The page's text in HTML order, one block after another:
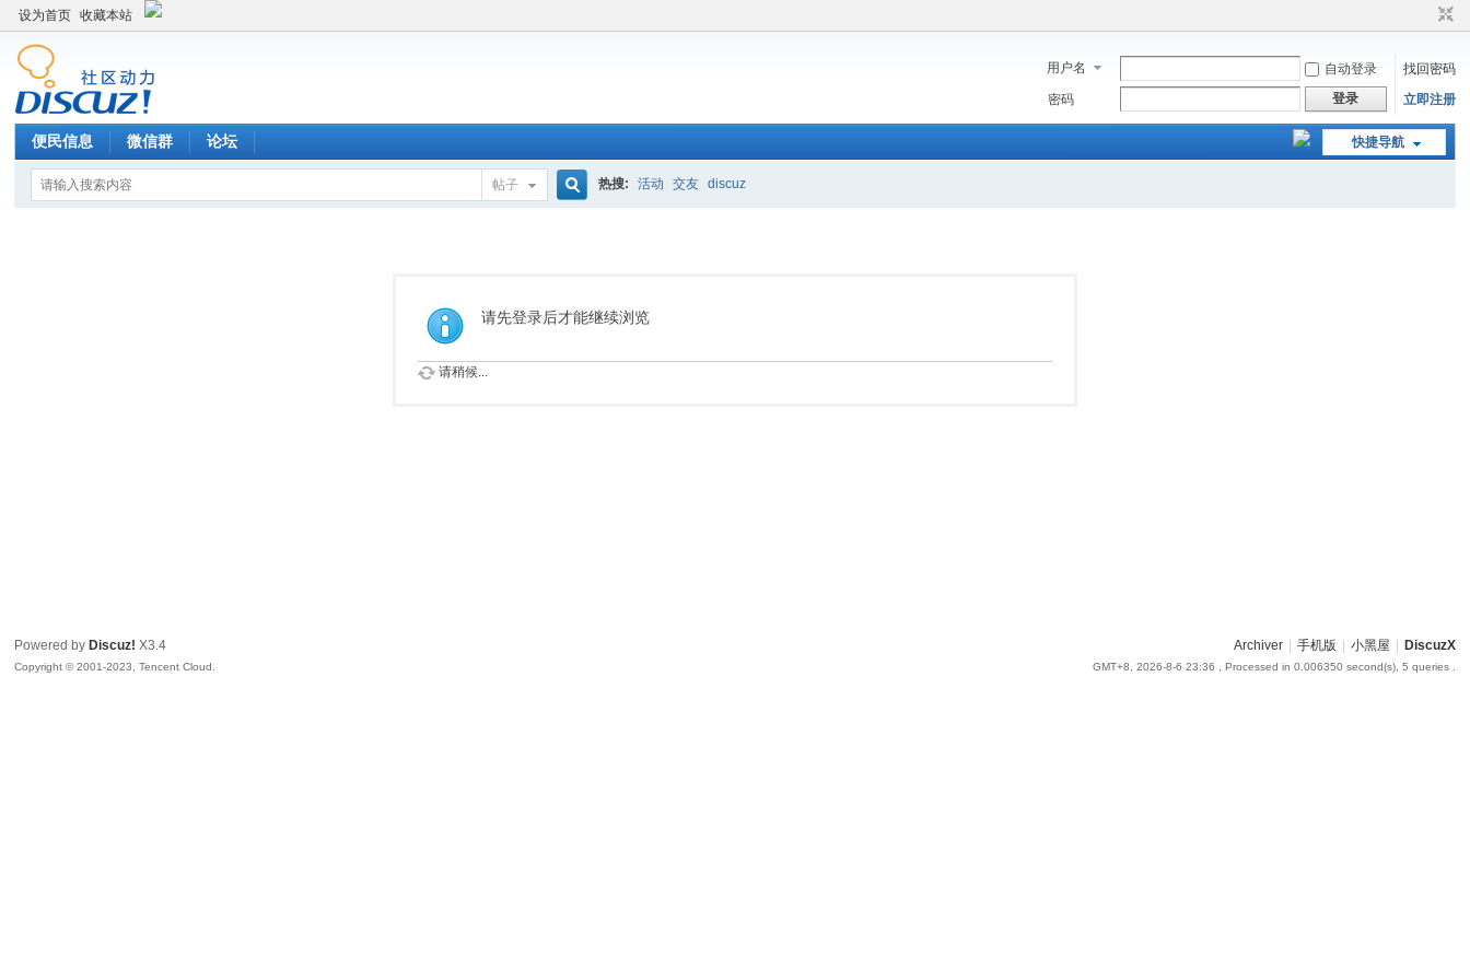
设为首页 收藏本站
用户名 自动登录
找回密码
密码
登录 立即注册
快捷导航
便民信息 微信群 论坛
帖子
索
热搜: 活动 交友 discuz
请先登录后才能继续浏览
请稍候...
Archiver 手机版 小黑屋 DiscuzX
GMT+8, 2026-8-6 23:36 , Processed in 0.006350 second(s), 5 queries .
Powered by Discuz! X3.4
Copyright © 2001-2023, Tencent Cloud.